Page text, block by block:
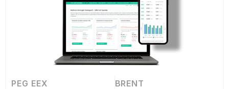
PEG EEX BRENT